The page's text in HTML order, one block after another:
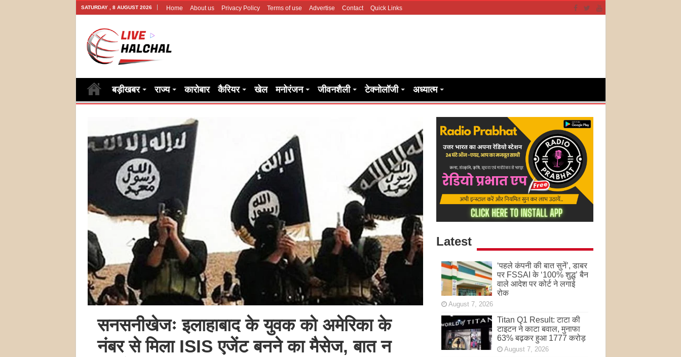
SATURDAY , 8 AUGUST 2026 Home About us Privacy Policy Terms of use Advertise Contact Quick Links
बड़ीखबर राज्य कारोबार कैरियर खेल मनोरंजन जीवनशैली टेक्नोलॉजी अध्यात्म
सनसनीखेजः इलाहाबाद के युवक को अमेरिका के
नंबर से मिला ISIS एजेंट बनने का मैसेज, बात न
Latest
‘पहले कंपनी की बात सुनें’, डाबर
पर FSSAI के ‘100% शुद्ध’ बैन
वाले आदेश पर कोर्ट ने लगाई
रोक
August 7, 2026
Titan Q1 Result: टाटा की
टाइटन ने काटा बवाल, मुनाफा
63% बढ़कर हुआ 1777 करोड़
August 7, 2026